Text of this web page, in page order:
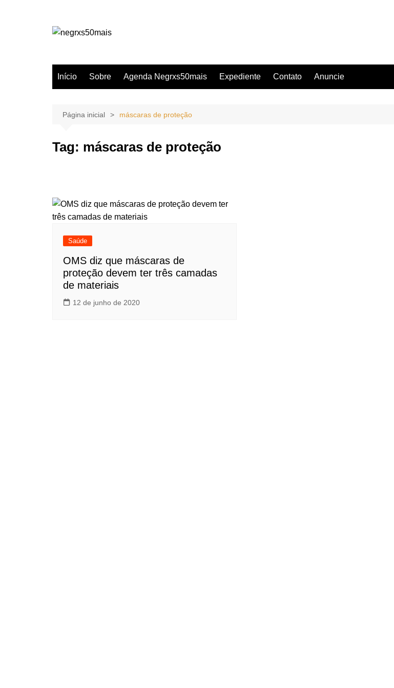
Início Sobre Agenda Negrxs50mais Expediente Contato Anuncie
Página inicial máscaras de proteção
Tag: máscaras de proteção
Saúde
OMS diz que máscaras de
proteção devem ter três camadas
de materiais
12 de junho de 2020